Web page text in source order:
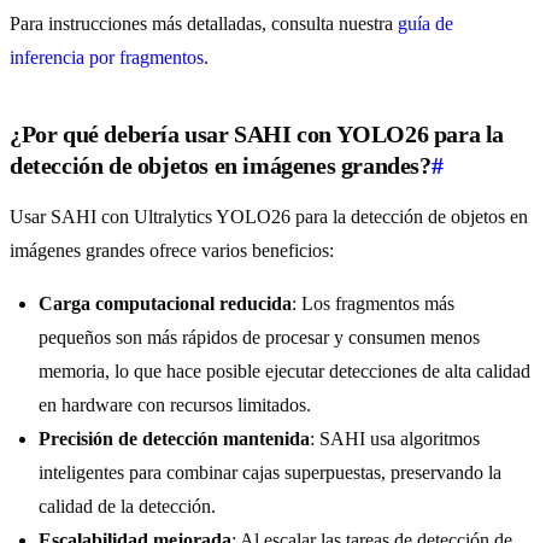
Para instrucciones más detalladas, consulta nuestra guía de
inferencia por fragmentos.
¿Por qué debería usar SAHI con YOLO26 para la
detección de objetos en imágenes grandes?#
Usar SAHI con Ultralytics YOLO26 para la detección de objetos en
imágenes grandes ofrece varios beneficios:
Carga computacional reducida: Los fragmentos más
pequeños son más rápidos de procesar y consumen menos
memoria, lo que hace posible ejecutar detecciones de alta calidad
en hardware con recursos limitados.
Precisión de detección mantenida: SAHI usa algoritmos
inteligentes para combinar cajas superpuestas, preservando la
calidad de la detección.